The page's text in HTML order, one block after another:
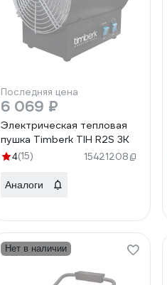
Последняя цена
6 069 ₽
Электрическая тепловая
пушка Timberk TIH R2S 3K
4(15) 15421208
Аналоги
Нет в наличии